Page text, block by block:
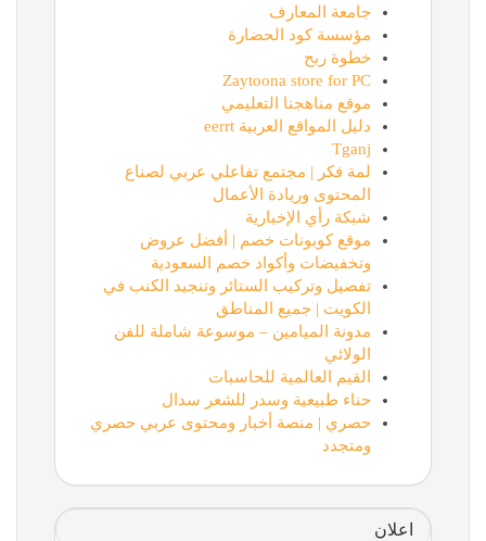
جامعة المعارف
مؤسسة كود الحضارة
خطوة ربح
Zaytoona store for PC
موقع مناهجنا التعليمي
دليل المواقع العربية eerrt
Tganj
لمة فكر | مجتمع تفاعلي عربي لصناع
المحتوى وريادة الأعمال
شبكة رأي الإخبارية
موقع كوبونات خصم | أفضل عروض
وتخفيضات وأكواد خصم السعودية
تفصيل وتركيب الستائر وتنجيد الكنب في
الكويت | جميع المناطق
مدونة الميامين – موسوعة شاملة للفن
الولائي
القيم العالمية للحاسبات
حناء طبيعية وسدر للشعر سدال
حصري | منصة أخبار ومحتوى عربي حصري
ومتجدد
اعلان